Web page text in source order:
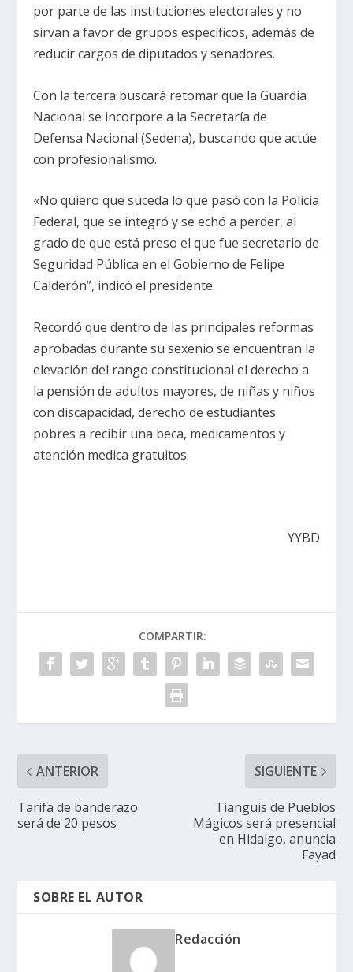
por parte de las instituciones electorales y no
sirvan a favor de grupos específicos, además de
reducir cargos de diputados y senadores.
Con la tercera buscará retomar que la Guardia
Nacional se incorpore a la Secretaría de
Defensa Nacional (Sedena), buscando que actúe
con profesionalismo.
«No quiero que suceda lo que pasó con la Policía
Federal, que se integró y se echó a perder, al
grado de que está preso el que fue secretario de
Seguridad Pública en el Gobierno de Felipe
Calderón”, indicó el presidente.
Recordó que dentro de las principales reformas
aprobadas durante su sexenio se encuentran la
elevación del rango constitucional el derecho a
la pensión de adultos mayores, de niñas y niños
con discapacidad, derecho de estudiantes
pobres a recibir una beca, medicamentos y
atención medica gratuitos.
YYBD
COMPARTIR:
ANTERIOR
Tarifa de banderazo
será de 20 pesos
SIGUIENTE
Tianguis de Pueblos
Mágicos será presencial
en Hidalgo, anuncia
Fayad
SOBRE EL AUTOR
Redacción